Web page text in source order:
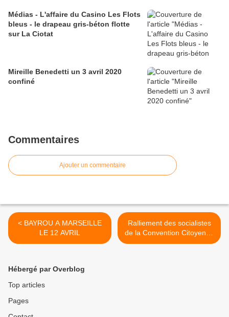
Médias - L'affaire du Casino Les Flots
bleus - le drapeau gris-béton flotte
sur La Ciotat
Mireille Benedetti un 3 avril 2020
confiné
Commentaires
Ajouter un commentaire
< BAYROU A MARSEILLE
LE 12 AVRIL
Ralliement des socialistes
de la Convention Citoyenne
à François BAYROU >
Hébergé par Overblog
Top articles
Pages